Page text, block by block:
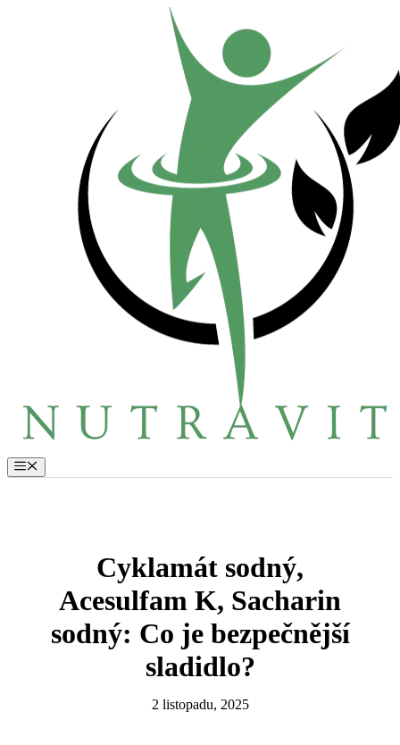
Menu
Cyklamát sodný,
Acesulfam K, Sacharin
sodný: Co je bezpečnější
sladidlo?
2 listopadu, 2025